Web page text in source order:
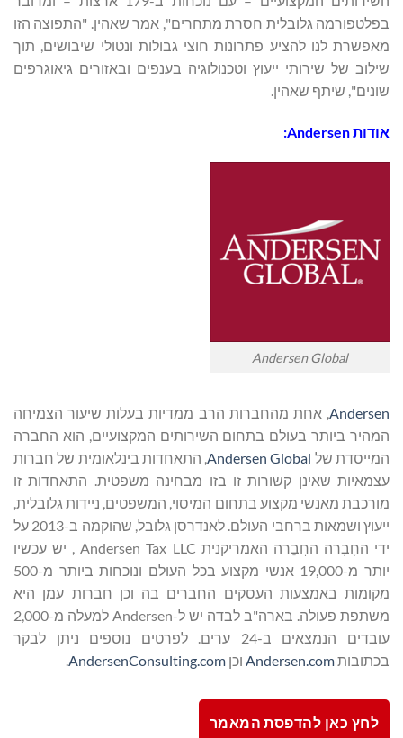
בפלטפורמה גלובלית חסרת מתחרים", אמר שאהין. "התפוצה הזו
מאפשרת לנו להציע פתרונות חוצי גבולות ונטולי שיבושים, תוך
שילוב של שירותי ייעוץ וטכנולוגיה בענפים ובאזורים גיאוגרפים
שונים", שיתף שאהין.
אודותAndersen
:
Andersen Global
Andersen, אחת מהחברות הרב ממדיות בעלות שיעור הצמיחה
המהיר ביותר בעולם בתחום השירותים המקצועיים, הוא החברה
המייסדת של Andersen Global, התאחדות בינלאומית של חברות
עצמאיות שאינן קשורות זו בזו מבחינה משפטית. התאחדות זו
מורכבת מאנשי מקצוע בתחום המיסוי, המשפטים, ניידות גלובלית,
ייעוץ ושמאות ברחבי העולם. לאנדרסן גלובל, שהוקמה ב-2013 על
ידי החֶבְרה החֲבֵרה האמריקנית Andersen Tax LLC , יש עכשיו
יותר מ-19,000 אנשי מקצוע בכל העולם ונוכחות ביותר מ-500
מקומות באמצעות העסקים החברים בה וכן חברות עמן היא
משתפת פעולה. בארה"ב לבדה יש ל-Andersen למעלה מ-2,000
עובדים הנמצאים ב-24 ערים. לפרטים נוספים ניתן לבקר
בכתובותAndersen.com וכן AndersenConsulting.com
.
לחץ כאן להדפסת המאמר